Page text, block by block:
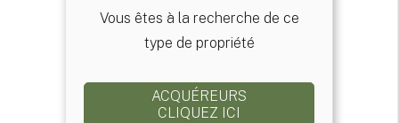
Vous êtes à la recherche de ce
type de propriété
ACQUÉREURS
CLIQUEZ ICI